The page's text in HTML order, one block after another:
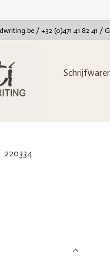
/ +32 (0)471 41 82 41 /
220334